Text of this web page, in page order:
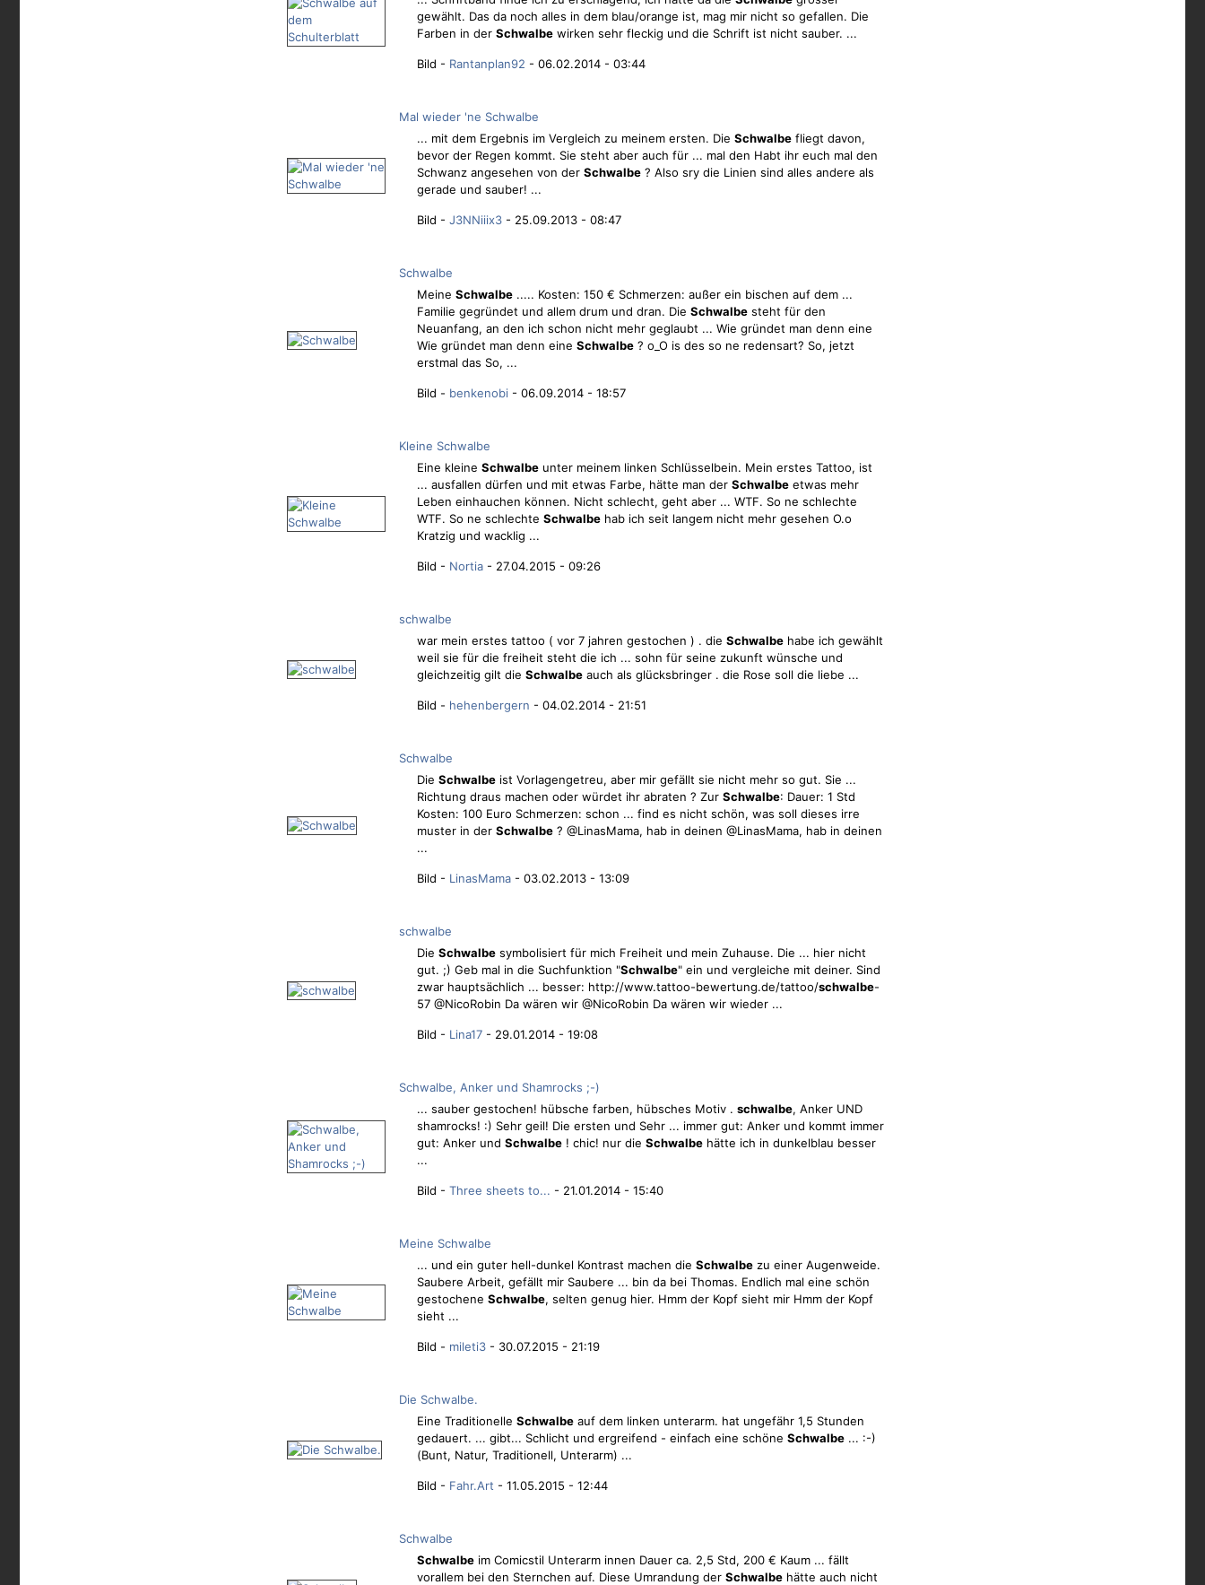
gewählt. Das da noch alles in dem blau/orange ist, mag mir nicht so gefallen. Die
Farben in der Schwalbewirken sehr fleckig und die Schrift ist nicht sauber. ...
Bild - Rantanplan92 - 06.02.2014 - 03:44
Mal wieder 'ne Schwalbe
... mit dem Ergebnis im Vergleich zu meinem ersten. Die Schwalbefliegt davon,
bevor der Regen kommt. Sie steht aber auch für ... mal den Habt ihr euch mal den
Schwanz angesehen von der Schwalbe? Also sry die Linien sind alles andere als
gerade und sauber! ...
Bild - J3NNiiix3- 25.09.2013 - 08:47
Schwalbe
Meine Schwalbe..... Kosten: 150 € Schmerzen: außer ein bischen auf dem ...
Familie gegründet und allem drum und dran. Die Schwalbesteht für den
Neuanfang, an den ich schon nicht mehr geglaubt ... Wie gründet man denn eine
Wie gründet man denn eine Schwalbe? o_O is des so ne redensart? So, jetzt
erstmal das So, ...
Bild - benkenobi - 06.09.2014 - 18:57
Kleine Schwalbe
Eine kleine Schwalbeunter meinem linken Schlüsselbein. Mein erstes Tattoo, ist
... ausfallen dürfen und mit etwas Farbe, hätte man der Schwalbeetwas mehr
Leben einhauchen können. Nicht schlecht, geht aber ... WTF. So ne schlechte
WTF. So ne schlechte Schwalbehab ich seit langem nicht mehr gesehen O.o
Kratzig und wacklig ...
Bild - Nortia- 27.04.2015 - 09:26
schwalbe
war mein erstes tattoo ( vor 7 jahren gestochen ) . die Schwalbehabe ich gewählt
weil sie für die freiheit steht die ich ... sohn für seine zukunft wünsche und
gleichzeitig gilt die Schwalbeauch als glücksbringer . die Rose soll die liebe ...
Bild - hehenbergern - 04.02.2014 - 21:51
Schwalbe
Die Schwalbeist Vorlagengetreu, aber mir gefällt sie nicht mehr so gut. Sie ...
Richtung draus machen oder würdet ihr abraten ? Zur Schwalbe: Dauer: 1 Std
Kosten: 100 Euro Schmerzen: schon ... find es nicht schön, was soll dieses irre
muster in der Schwalbe? @LinasMama, hab in deinen @LinasMama, hab in deinen
...
Bild - LinasMama- 03.02.2013 - 13:09
schwalbe
Die Schwalbesymbolisiert für mich Freiheit und mein Zuhause. Die ... hier nicht
gut. ;) Geb mal in die Suchfunktion "Schwalbe" ein und vergleiche mit deiner. Sind
zwar hauptsächlich ... besser: http://www.tattoo-bewertung.de/tattoo/schwalbe-
57 @NicoRobin Da wären wir @NicoRobin Da wären wir wieder ...
Bild - Lina17- 29.01.2014 - 19:08
Schwalbe, Anker und Shamrocks ;-)
... sauber gestochen! hübsche farben, hübsches Motiv . schwalbe, Anker UND
shamrocks! :) Sehr geil! Die ersten und Sehr ... immer gut: Anker und kommt immer
gut: Anker und Schwalbe! chic! nur die Schwalbehätte ich in dunkelblau besser
...
Bild - Three sheets to... - 21.01.2014 - 15:40
Meine Schwalbe
... und ein guter hell-dunkel Kontrast machen die Schwalbezu einer Augenweide.
Saubere Arbeit, gefällt mir Saubere ... bin da bei Thomas. Endlich mal eine schön
gestochene Schwalbe, selten genug hier. Hmm der Kopf sieht mir Hmm der Kopf
sieht ...
Bild - mileti3- 30.07.2015 - 21:19
Die Schwalbe.
Eine Traditionelle Schwalbeauf dem linken unterarm. hat ungefähr 1,5 Stunden
gedauert. ... gibt... Schlicht und ergreifend - einfach eine schöne Schwalbe... :-)
(Bunt, Natur, Traditionell, Unterarm) ...
Bild - Fahr.Art - 11.05.2015 - 12:44
Schwalbe
Schwalbeim Comicstil Unterarm innen Dauer ca. 2,5 Std, 200 € Kaum ... fällt
vorallem bei den Sternchen auf. Diese Umrandung der Schwalbehätte auch nicht